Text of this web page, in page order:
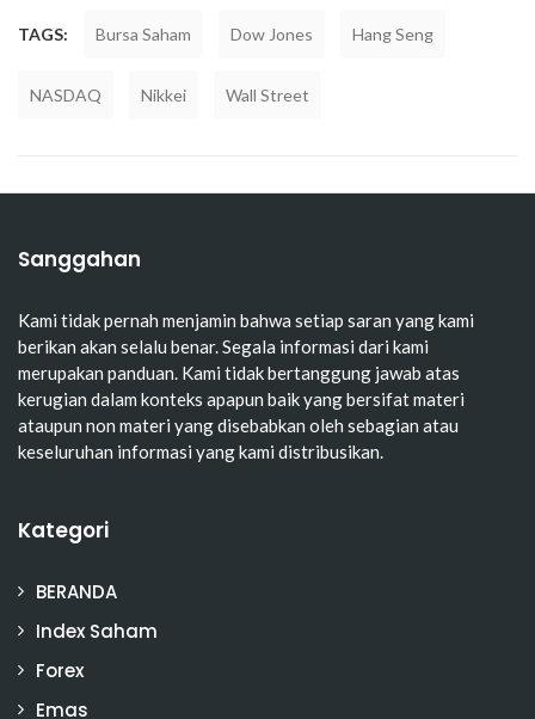
TAGS: Bursa Saham Dow Jones Hang Seng
NASDAQ Nikkei Wall Street
Sanggahan
Kami tidak pernah menjamin bahwa setiap saran yang kami
berikan akan selalu benar. Segala informasi dari kami
merupakan panduan. Kami tidak bertanggung jawab atas
kerugian dalam konteks apapun baik yang bersifat materi
ataupun non materi yang disebabkan oleh sebagian atau
keseluruhan informasi yang kami distribusikan.
Kategori
BERANDA
Index Saham
Forex
Emas